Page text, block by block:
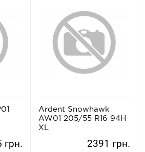
грн.
Ardent Snowhawk
AW01 205/55 R16 94H
XL
2391 грн.